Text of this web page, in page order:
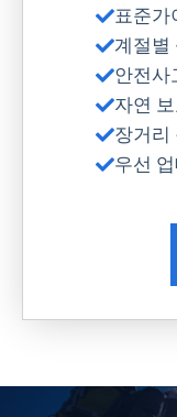
표준가
계절별
안전사
자연
장거리
우선